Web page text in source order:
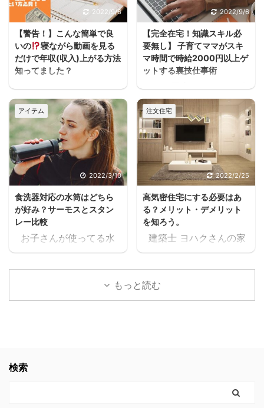
2022/9/6
【警告！】こんな簡単で良
いの
寝ながら動画を見る
だけで年収(収入)上がる方法
知ってました？
うわぁぁーーースキマ
ヨハクどした！ まじかー
ーーー！！スキマ ヨハク
何が！ 早く見とけば良か
ったーーー！スキマ ヨハ
クうるさいなぁ。何の
話？ 本当に無料で大丈夫
か、何回も確認したけ
ど、間違いなく無料だっ
たスキマ 11時間以上の無
料セミナーが見れた上
に、どんどん、追加でセ
ミナーが見れるんだけど
スキマ このセミナー、学
生の頃に見たかったなぁ
これ見てたら、恐らく人
なかったと思う。 もっと
2022/9/6
【完全在宅！知識スキル必
要無し】 子育てママがスキ
マ時間で時給2000円以上ゲ
ットする裏技仕事術
ヨハク子育てしながら働
きたいけどフルタイムは
厳しいし、でもお金は必
要だって人が家を建てる
方には多いと思うんだよ
ね。 住宅ローンが始ま
ると支出が増えるし、老
後の為にも共働きの家庭
が増えるよね・・・スキ
マ ヨハク普通はパート
に出たりして時給1,000
円前後の仕事を1日6時間
位頑張って働いて、何と
か月10万位は稼げるかも
しれないけど 肉体的・精
神的に疲労して夫婦喧嘩
アイテム
2022/3/10
食洗器対応の水筒はどちら
が好み？サーモスとスタン
レー比較
お子さんが使ってる水
筒や、ご家族が使ってる
水筒。 ヨハク食洗器で
洗うにつれて外側が剥が
ヨハク我が家の水筒も、
注文住宅
2022/2/25
高気密住宅にする必要はあ
る？メリット・デメリット
を知ろう。
建築士 ヨハクさんの家
は 高気密住宅ですよ！
と言われたのですが ヨ
ハク高気密住宅って
社から 間取りの無料プラ
もっと読む
検索